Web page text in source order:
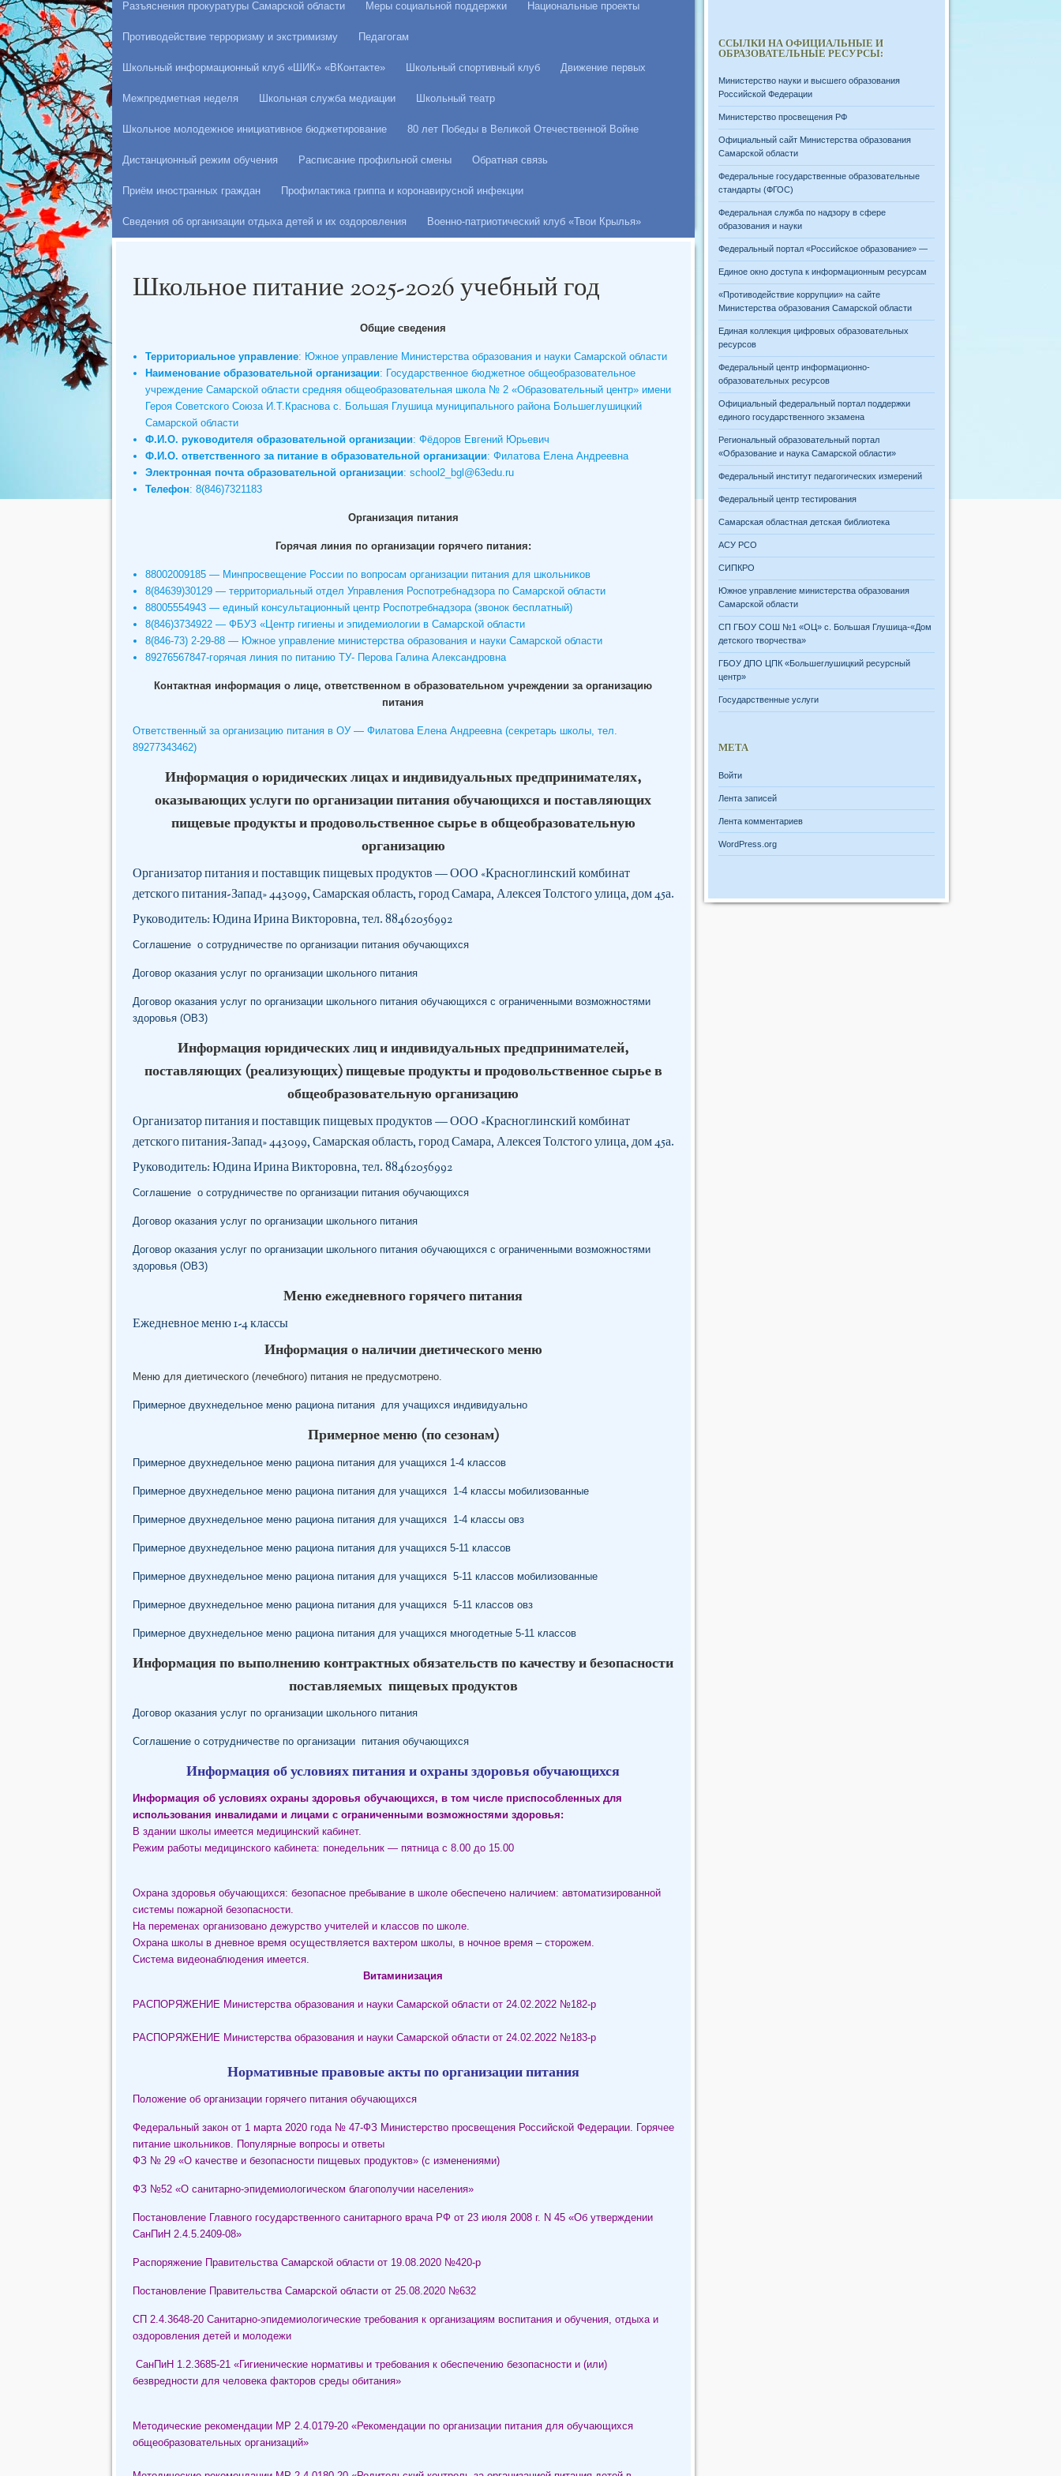
Разъяснения прокуратуры Самарской области Меры социальной поддержки Национальные проекты
Противодействие терроризму и экстримизму Педагогам
Школьный информационный клуб «ШИК» «ВКонтакте» Школьный спортивный клуб Движение первых
Межпредметная неделя Школьная служба медиации Школьный театр
Школьное молодежное инициативное бюджетирование 80 лет Победы в Великой Отечественной Войне
Дистанционный режим обучения Расписание профильной смены Обратная связь
Приём иностранных граждан Профилактика гриппа и коронавирусной инфекции
Сведения об организации отдыха детей и их оздоровления Военно-патриотический клуб «Твои Крылья»
Школьное питание 2025-2026 учебный год
Общие сведения
Территориальное управление: Южное управление Министерства образования и науки Самарской области
Наименование образовательной организации: Государственное бюджетное общеобразовательное
учреждение Самарской области средняя общеобразовательная школа № 2 «Образовательный центр» имени
Героя Советского Союза И.Т.Краснова с. Большая Глушица муниципального района Большеглушицкий
Самарской области
Ф.И.О. руководителя образовательной организации: Фёдоров Евгений Юрьевич
Ф.И.О. ответственного за питание в образовательной организации: Филатова Елена Андреевна
Электронная почта образовательной организации: school2_bgl@63edu.ru
Телефон: 8(846)7321183
Организация питания
Горячая линия по организации горячего питания:
88002009185 — Минпросвещение России по вопросам организации питания для школьников
8(84639)30129 — территориальный отдел Управления Роспотребнадзора по Самарской области
88005554943 — единый консультационный центр Роспотребнадзора (звонок бесплатный)
8(846)3734922 — ФБУЗ «Центр гигиены и эпидемиологии в Самарской области
8(846-73) 2-29-88 — Южное управление министерства образования и науки Самарской области
89276567847-горячая линия по питанию ТУ- Перова Галина Александровна
Контактная информация о лице, ответственном в образовательном учреждении за организацию
питания
Ответственный за организацию питания в ОУ — Филатова Елена Андреевна (секретарь школы, тел.
89277343462)
Информация о юридических лицах и индивидуальных предпринимателях,
оказывающих услуги по организации питания обучающихся и поставляющих
пищевые продукты и продовольственное сырье в общеобразовательную
организацию
Организатор питания и поставщик пищевых продуктов — ООО «Красноглинский комбинат
детского питания-Запад» 443099, Самарская область, город Самара, Алексея Толстого улица, дом 45а.
Руководитель: Юдина Ирина Викторовна,тел. 88462056992
Соглашение о сотрудничестве по организации питания обучающихся
Договор оказания услуг по организации школьного питания
Договор оказания услуг по организации школьного питания обучающихся с ограниченными возможностями
здоровья (ОВЗ)
Информация юридических лиц и индивидуальных предпринимателей,
поставляющих (реализующих) пищевые продукты и продовольственное сырье в
общеобразовательную организацию
Организатор питания и поставщик пищевых продуктов — ООО «Красноглинский комбинат
детского питания-Запад» 443099, Самарская область, город Самара, Алексея Толстого улица, дом 45а.
Руководитель: Юдина Ирина Викторовна, тел. 88462056992
Соглашение о сотрудничестве по организации питания обучающихся
Договор оказания услуг по организации школьного питания
Договор оказания услуг по организации школьного питания обучающихся с ограниченными возможностями
здоровья (ОВЗ)
Меню ежедневного горячего питания
Ежедневное меню 1-4 классы
Информация о наличии диетического меню
Меню для диетического (лечебного) питания не предусмотрено.
Примерное двухнедельное меню рациона питания для учащихся индивидуально
Примерное меню (по сезонам)
Примерное двухнедельное меню рациона питания для учащихся 1-4 классов
Примерное двухнедельное меню рациона питания для учащихся 1-4 классы мобилизованные
Примерное двухнедельное меню рациона питания для учащихся 1-4 классы овз
Примерное двухнедельное меню рациона питания для учащихся 5-11 классов
Примерное двухнедельное меню рациона питания для учащихся 5-11 классов мобилизованные
Примерное двухнедельное меню рациона питания для учащихся 5-11 классов овз
Примерное двухнедельное меню рациона питания для учащихся многодетные 5-11 классов
Информация по выполнению контрактных обязательств по качеству и безопасности
поставляемых пищевых продуктов
Договор оказания услуг по организации школьного питания
Соглашение о сотрудничестве по организации питания обучающихся
Информация об условиях питания и охраны здоровья обучающихся
Информация об условиях охраны здоровья обучающихся, в том числе приспособленных для
использования инвалидами и лицами с ограниченными возможностями здоровья:
В здании школы имеется медицинский кабинет.
Режим работы медицинского кабинета: понедельник — пятница с 8.00 до 15.00
Охрана здоровья обучающихся: безопасное пребывание в школе обеспечено наличием: автоматизированной
системы пожарной безопасности.
На переменах организовано дежурство учителей и классов по школе.
Охрана школы в дневное время осуществляется вахтером школы, в ночное время – сторожем.
Система видеонаблюдения имеется.
Витаминизация
РАСПОРЯЖЕНИЕ Министерства образования и науки Самарской области от 24.02.2022 №182-р
РАСПОРЯЖЕНИЕ Министерства образования и науки Самарской области от 24.02.2022 №183-р
Нормативные правовые акты по организации питания
Положение об организации горячего питания обучающихся
Федеральный закон от 1 марта 2020 года № 47-ФЗ Министерство просвещения Российской Федерации. Горячее
питание школьников. Популярные вопросы и ответы
ФЗ № 29 «О качестве и безопасности пищевых продуктов» (с изменениями)
ФЗ №52 «О санитарно-эпидемиологическом благополучии населения»
Постановление Главного государственного санитарного врача РФ от 23 июля 2008 г. N 45 «Об утверждении
СанПиН 2.4.5.2409-08»
Распоряжение Правительства Самарской области от 19.08.2020 №420-р
Постановление Правительства Самарской области от 25.08.2020 №632
СП 2.4.3648-20 Санитарно-эпидемиологические требования к организациям воспитания и обучения, отдыха и
оздоровления детей и молодежи
СанПиН 1.2.3685-21 «Гигиенические нормативы и требования к обеспечению безопасности и (или)
безвредности для человека факторов среды обитания»
Методические рекомендации МР 2.4.0179-20 «Рекомендации по организации питания для обучающихся
общеобразовательных организаций»
ССЫЛКИ НА ОФИЦИАЛЬНЫЕ И
ОБРАЗОВАТЕЛЬНЫЕ РЕСУРСЫ:
Министерство науки и высшего образования
Российской Федерации
Министерство просвещения РФ
Официальный сайт Министерства образования
Самарской области
Федеральные государственные образовательные
стандарты (ФГОС)
Федеральная служба по надзору в сфере
образования и науки
Федеральный портал «Российское образование» —
Единое окно доступа к информационным ресурсам
«Противодействие коррупции» на сайте
Министерства образования Самарской области
Единая коллекция цифровых образовательных
ресурсов
Федеральный центр информационно-
образовательных ресурсов
Официальный федеральный портал поддержки
единого государственного экзамена
Региональный образовательный портал
«Образование и наука Самарской области»
Федеральный институт педагогических измерений
Федеральный центр тестирования
Самарская областная детская библиотека
АСУ РСО
СИПКРО
Южное управление министерства образования
Самарской области
СП ГБОУ СОШ №1 «ОЦ» с. Большая Глушица-«Дом
детского творчества»
ГБОУ ДПО ЦПК «Большеглушицкий ресурсный
центр»
Государственные услуги
МЕТА
Войти
Лента записей
Лента комментариев
WordPress.org